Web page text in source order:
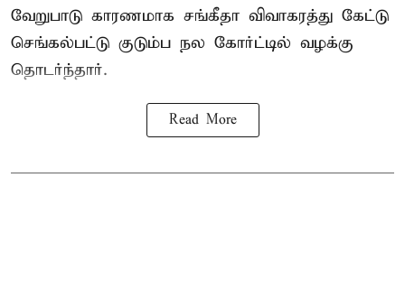
வேறுபாடு காரணமாக சங்கீதா விவாகரத்து கேட்டு
செங்கல்பட்டு குடும்ப நல கோர்ட்டில் வழக்கு
தொடர்ந்தார்.
Read More